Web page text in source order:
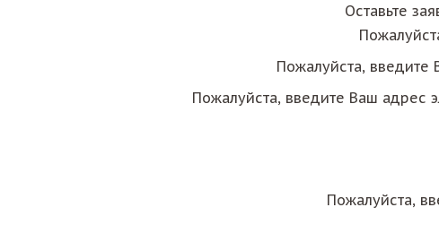
Оставьте
Пожалуйста,
Пожалуйста, введите Ваш адрес
Пожалуйста,